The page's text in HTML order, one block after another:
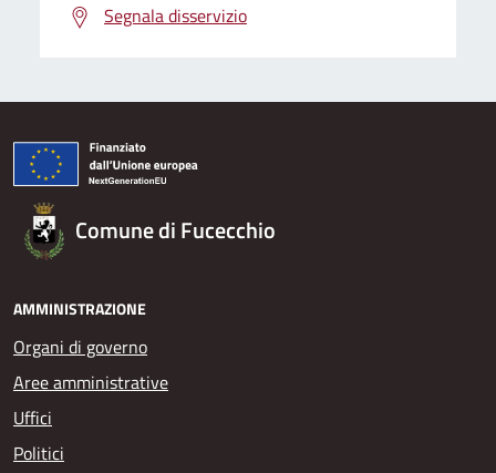
Segnala disservizio
Comune di Fucecchio
AMMINISTRAZIONE
Organi di governo
Aree amministrative
Uffici
Politici